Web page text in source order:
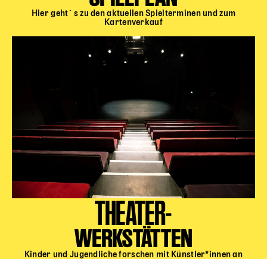
Hier geht´s zu den aktuellen Spielterminen und zum
Kartenverkauf
THEATER-
WERKSTÄTTEN
Kinder und Jugendliche forschen mit Künstler*innen an